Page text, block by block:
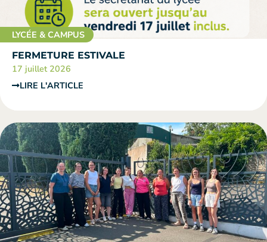
LYCÉE & CAMPUS
FERMETURE ESTIVALE
17 juillet 2026
LIRE L'ARTICLE